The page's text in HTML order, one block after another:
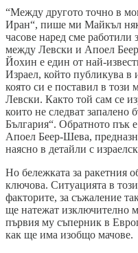
“Между другото точно в
Иран“, пише ми Майкъл
часове наред сме работили
между Левски и Апоел
Йохин е един от най-
Израел, който публикува в
която си е поставил в този
Левски. Както той сам се
които не следват запалено
България“. Обратното пък е
Апоел Беер-Шева,
наясно в детайли с
Но бележката за ракетния
ключова. Ситуацията в
факторите, за съжаление
ще натежат изключително
първия му съперник в
как ще има изобщо мачове.